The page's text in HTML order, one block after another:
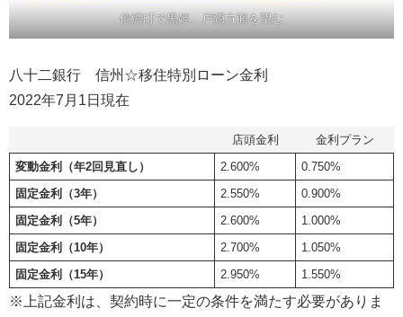
信濃町で黒姫、戸隠方面を望む
八十二銀行 信州☆移住特別ローン金利
2022年7月1日現在
店頭金利 金利プラン
変動金利（年2回見直し） 2.600% 0.750%
固定金利（3年） 2.550% 0.900%
固定金利（5年） 2.600% 1.000%
固定金利（10年） 2.700% 1.050%
固定金利（15年） 2.950% 1.550%
※上記金利は、契約時に一定の条件を満たす必要がありま